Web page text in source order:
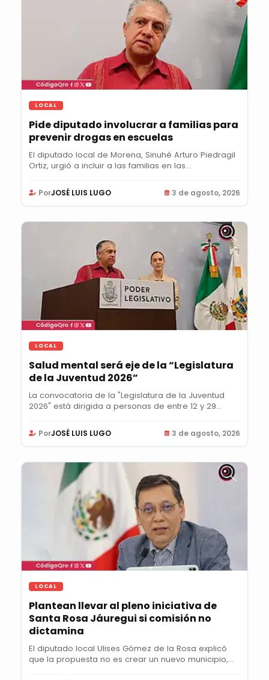
LOCAL
Pide diputado involucrar a familias para
prevenir drogas en escuelas
El diputado local de Morena, Sinuhé Arturo Piedragil
Ortiz, urgió a incluir a las familias en las...
PorJOSÉ LUIS LUGO 3 de agosto, 2026
LOCAL
Salud mental será eje de la “Legislatura
de la Juventud 2026”
La convocatoria de la "Legislatura de la Juventud
2026" está dirigida a personas de entre 12 y 29...
PorJOSÉ LUIS LUGO 3 de agosto, 2026
LOCAL
Plantean llevar al pleno iniciativa de
Santa Rosa Jáuregui si comisión no
dictamina
El diputado local Ulises Gómez de la Rosa explicó
que la propuesta no es crear un nuevo municipio,...